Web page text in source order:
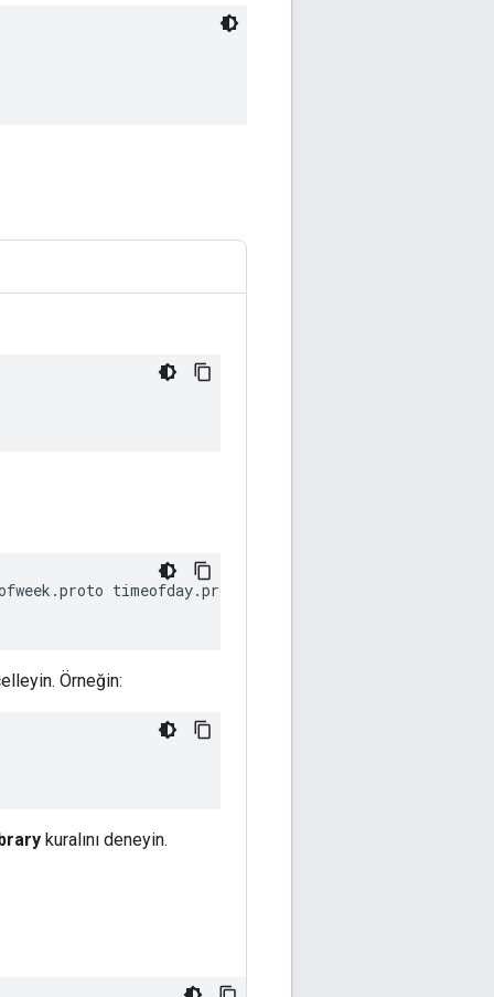
.proto timeofday.proto
Örneğin:
kuralını deneyin.